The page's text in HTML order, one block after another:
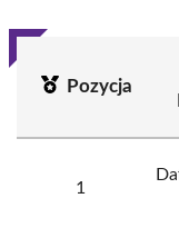
Pozycja
1